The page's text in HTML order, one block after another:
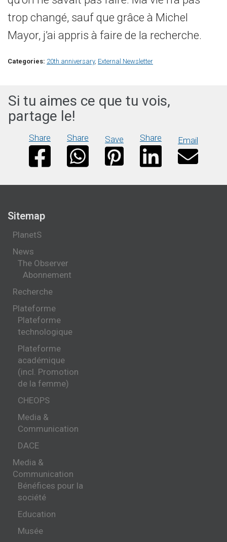
trop changé, sauf que grâce à Michel
Mayor, j’ai appris à faire de la recherche.
Categories: 20th anniversary, External Newsletter
Si tu aimes ce que tu vois,
partage le!
Share Share Save Share Email
Sitemap
PlanetS
News
The Observer
Abonnement
Recherche
Plateforme
Plateforme
technologique
Plateforme
académique
(incl. Promotion
de la femme)
CHEOPS
Media &
Communication
DACE
Media &
Communication
Bénéfices pour la
société
Education
Musée